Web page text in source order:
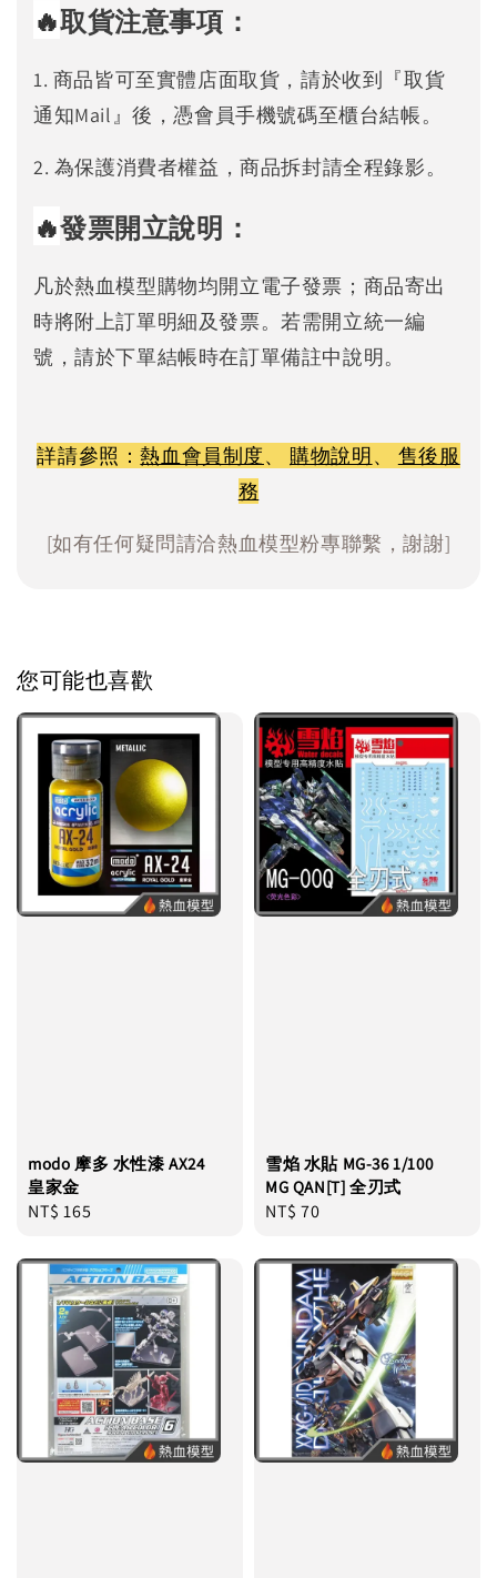
🔥取貨注意事項：
1. 商品皆可至實體店面取貨，請於收到『取貨
通知Mail』後，憑會員手機號碼至櫃台結帳。
2. 為保護消費者權益，商品拆封請全程錄影。
🔥發票開立說明：
凡於熱血模型購物均開立電子發票；商品寄出
時將附上訂單明細及發票。若需開立統一編
號，請於下單結帳時在訂單備註中說明。
詳請參照：熱血會員制度、 購物說明、 售後服
務
[如有任何疑問請洽熱血模型粉專聯繫，謝謝]
您可能也喜歡
modo 摩多 水性漆 AX24
皇家金
Regular
NT$ 165
雪焰 水貼 MG-36 1/100
MG QAN[T] 全刃式
Regular
NT$ 70